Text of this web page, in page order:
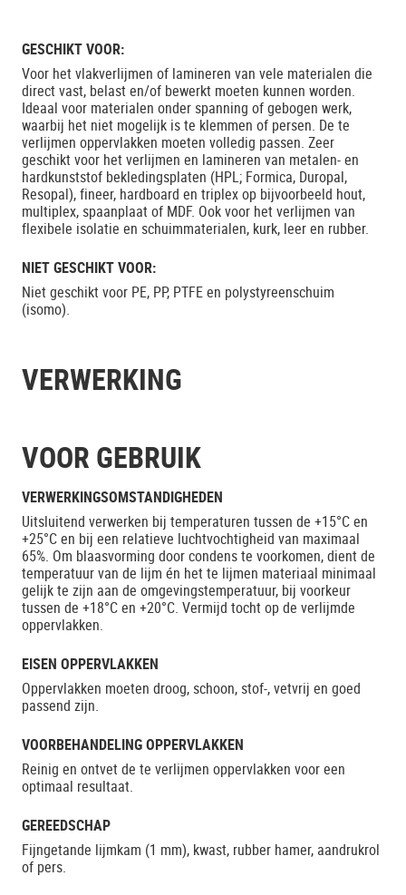
GESCHIKT VOOR:
Voor het vlakverlijmen of lamineren van vele materialen die
direct vast, belast en/of bewerkt moeten kunnen worden.
Ideaal voor materialen onder spanning of gebogen werk,
waarbij het niet mogelijk is te klemmen of persen. De te
verlijmen oppervlakken moeten volledig passen. Zeer
geschikt voor het verlijmen en lamineren van metalen- en
hardkunststof bekledingsplaten (HPL; Formica, Duropal,
Resopal), fineer, hardboard en triplex op bijvoorbeeld hout,
multiplex, spaanplaat of MDF. Ook voor het verlijmen van
flexibele isolatie en schuimmaterialen, kurk, leer en rubber.
NIET GESCHIKT VOOR:
Niet geschikt voor PE, PP, PTFE en polystyreenschuim
(isomo).
VERWERKING
VOOR GEBRUIK
VERWERKINGSOMSTANDIGHEDEN
Uitsluitend verwerken bij temperaturen tussen de +15°C en
+25°C en bij een relatieve luchtvochtigheid van maximaal
65%. Om blaasvorming door condens te voorkomen, dient de
temperatuur van de lijm én het te lijmen materiaal minimaal
gelijk te zijn aan de omgevingstemperatuur, bij voorkeur
tussen de +18°C en +20°C. Vermijd tocht op de verlijmde
oppervlakken.
EISEN OPPERVLAKKEN
Oppervlakken moeten droog, schoon, stof-, vetvrij en goed
passend zijn.
VOORBEHANDELING OPPERVLAKKEN
Reinig en ontvet de te verlijmen oppervlakken voor een
optimaal resultaat.
GEREEDSCHAP
Fijngetande lijmkam (1 mm), kwast, rubber hamer, aandrukrol
of pers.